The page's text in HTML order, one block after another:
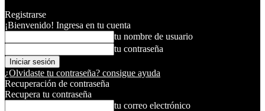
Registrarse
¡Bienvenido! Ingresa en tu cuenta
tu nombre de usuario
tu contraseña
¿Olvidaste tu contraseña? consigue ayuda
Recuperación de contraseña
Recupera tu contraseña
tu correo electrónico